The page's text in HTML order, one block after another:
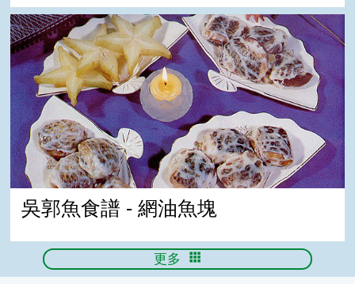
吳郭魚食譜 - 網油魚塊
吳郭魚食譜 - 網油魚塊
更多